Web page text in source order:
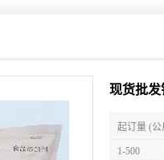
现货批发
起订量 (公
1-500